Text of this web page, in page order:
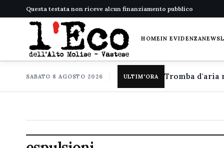
Questa testata non riceve alcun finanziamento pubblico
HOMEIN EVIDENZANEWS
SABATO 8 AGOSTO 2026 ULTIM'ORA